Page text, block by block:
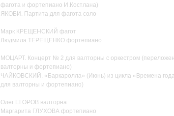
фагота и фортепиано И.Костлана)
ЯКОБИ. Партита для фагота соло
Марк КРЕЩЕНСКИЙ фагот
Людмила ТЕРЕЩЕНКО фортепиано
МОЦАРТ. Концерт № 2 для валторны с оркестром
валторны и фортепиано)
ЧАЙКОВСКИЙ. «Баркаролла» (Июнь) из цикла «Времена
для валторны и фортепиано)
Олег ЕГОРОВ валторна
Маргарита ГЛУХОВА фортепиано